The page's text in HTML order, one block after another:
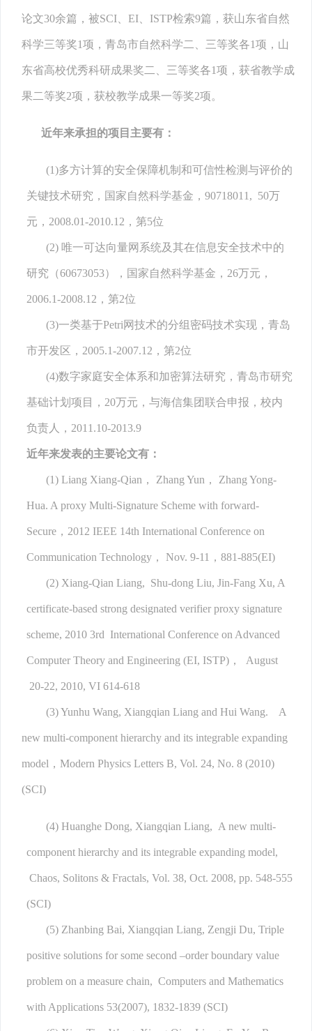
论文30余篇，被SCI、EI、ISTP检索9篇，获山东省自然
科学三等奖1项，青岛市自然科学二、三等奖各1项，山
东省高校优秀科研成果奖二、三等奖各1项，获省教学成
果二等奖2项，获校教学成果一等奖2项。
近年来承担的项目主要有：
(1)多方计算的安全保障机制和可信性检测与评价的
关键技术研究，国家自然科学基金，90718011, 50万
元，2008.01-2010.12，第5位
(2) 唯一可达向量网系统及其在信息安全技术中的
研究（60673053），国家自然科学基金，26万元，
2006.1-2008.12，第2位
(3)一类基于Petri网技术的分组密码技术实现，青岛
市开发区，2005.1-2007.12，第2位
(4)数字家庭安全体系和加密算法研究，青岛市研究
基础计划项目，20万元，与海信集团联合申报，校内
负责人，2011.10-2013.9
近年来发表的主要论文有：
(1) Liang Xiang-Qian， Zhang Yun， Zhang Yong-
Hua. A proxy Multi-Signature Scheme with forward-
Secure，2012 IEEE 14th International Conference on
Communication Technology， Nov. 9-11，881-885(EI)
(2) Xiang-Qian Liang, Shu-dong Liu, Jin-Fang Xu, A
certificate-based strong designated verifier proxy signature
scheme, 2010 3rd International Conference on Advanced
Computer Theory and Engineering (EI, ISTP)， August
20-22, 2010, VI 614-618
(3) Yunhu Wang, Xiangqian Liang and Hui Wang. A
new multi-component hierarchy and its integrable expanding
model，Modern Physics Letters B, Vol. 24, No. 8 (2010)
(SCI)
(4) Huanghe Dong, Xiangqian Liang, A new multi-
component hierarchy and its integrable expanding model,
Chaos, Solitons & Fractals, Vol. 38, Oct. 2008, pp. 548-555
(SCI)
(5) Zhanbing Bai, Xiangqian Liang, Zengji Du, Triple
positive solutions for some second –order boundary value
problem on a measure chain, Computers and Mathematics
with Applications 53(2007), 1832-1839 (SCI)